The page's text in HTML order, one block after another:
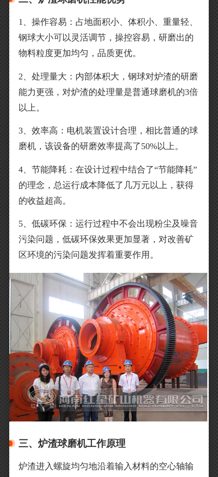
1、操作容易：占地面积小、体积小、重量轻、
钢球大小可以灵活调节，操控容易，研磨出的
物料粒度更加均匀，品质更优。
2、处理量大：内部体积大，钢球对炉渣的研磨
能力更强，对炉渣的处理量是普通球磨机的3倍
以上。
3、效率高：电机装置设计合理，相比普通的球
磨机，该设备的研磨效率提高了50%以上。
4、节能降耗：在设计过程中结合了“节能降耗”
的理念，总运行成本降低了几万元以上，获得
的收益超高。
5、低碳环保：运行过程中不会出现粉尘及噪音
污染问题，低碳环保效果更加显著，对改善矿
区环境的污染问题发挥着重要作用。
三、炉渣球磨机工作原理
炉渣进入螺旋均匀地沿着输入材料的空心轴输